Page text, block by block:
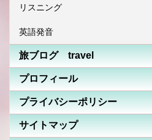
リスニング
英語発音
旅ブログ travel
プロフィール
プライバシーポリシー
サイトマップ